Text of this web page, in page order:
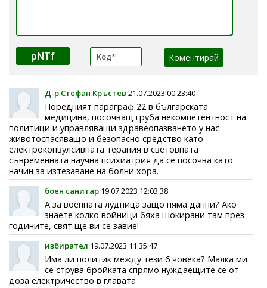
pNTf
Д-р Стефан Кръстев 21.07.2023 00:23:40
Поредният параграф 22 в българската
медицина, посочващ груба некомпетентност на
политици и управляващи здравеопазването у нас -
животоспасяващо и безопасно средство като
електроконвулсивната терапия в световната
съвременната научна психиатрия да се посочва като
начин за изтезаване на болни хора.
боен санитар 19.07.2023 12:03:38
А за военната лудница защо няма данни? Ако
знаете колко войници бяха шокирани там през
годините, свят ще ви се завие!
избирател 19.07.2023 11:35:47
Има ли политик между тези 6 човека? Малка ми
се струва бройката спрямо нуждаещите се от
доза електричество в главата